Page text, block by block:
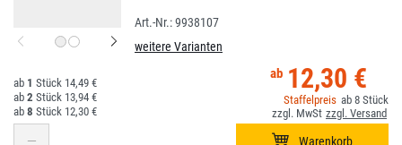
9938107
weitere Varianten
12,30 €
8
1
14,49 €
2
13,94 €
8
12,30 €